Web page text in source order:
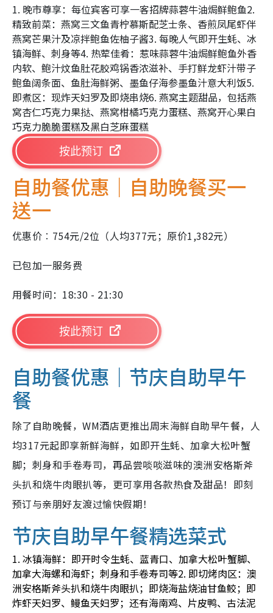
1. 晚市尊享：每位宾客可享一客招牌蒜蓉牛油焗鲜鲍鱼2.
精致前菜：燕窝三文鱼青柠慕斯配芝士条、香煎凤尾虾伴
燕窝芒果汁及凉拌鲍鱼佐柚子酱3. 每晚人气即开生蚝、冰
镇海鲜、刺身等4. 热荤佳肴：惹味蒜蓉牛油焗鲜鲍鱼外香
内软、鲍汁炆鱼肚花胶鸡锅香浓滋补、手打鲜龙虾汁带子
鲍鱼阔条面、鱼肚海鲜粥、墨鱼仔海参墨鱼汁意大利饭5.
即煮区：现炸天妇罗及即烧串烧6. 燕窝主题甜品，包括燕
窝杏仁巧克力果挞、燕窝柑橘巧克力蛋糕、燕窝开心果白
巧克力脆脆蛋糕及黑白芝麻蛋糕
按此预订
自助餐优惠｜自助晚餐买一
送一
优惠价︰754元/2位（人均377元；原价1,382元）
已包加一服务费
用餐时间：18:30 - 21:30
按此预订
自助餐优惠｜节庆自助早午
餐
除了自助晚餐，WM酒店更推出周末海鲜自助早午餐，人
均317元起即享新鲜海鲜，如即开生蚝、加拿大松叶蟹
脚；刺身和手卷寿司，再品尝啖啖滋味的澳洲安格斯斧
头扒和烧牛肉眼扒等，更可享用各款热食及甜品！即刻
预订与亲朋好友渡过愉快假期！
节庆自助早午餐精选菜式
1. 冰镇海鲜：即开时令生蚝、蓝青口、加拿大松叶蟹脚、
加拿大海螺和海虾；刺身和手卷寿司等2. 即切烤肉区：澳
洲安格斯斧头扒和烧牛肉眼扒；即烧海盐烧油甘鱼鲛；即
炸虾天妇罗、鳗鱼天妇罗；还有海南鸡、片皮鸭、古法泥